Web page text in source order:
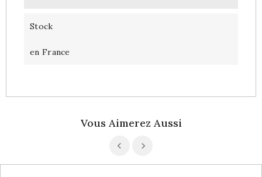
Stock
en France
Vous Aimerez Aussi